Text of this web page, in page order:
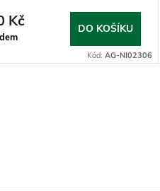
Kč DO KOŠÍKU
Kód: AG-NI02306